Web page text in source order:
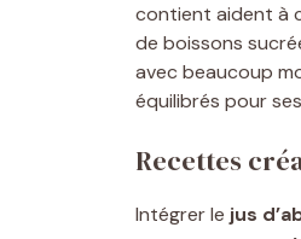
contient aident à
de boissons
avec beaucoup
équilibrés pour
Recettes
Intégrer le jus